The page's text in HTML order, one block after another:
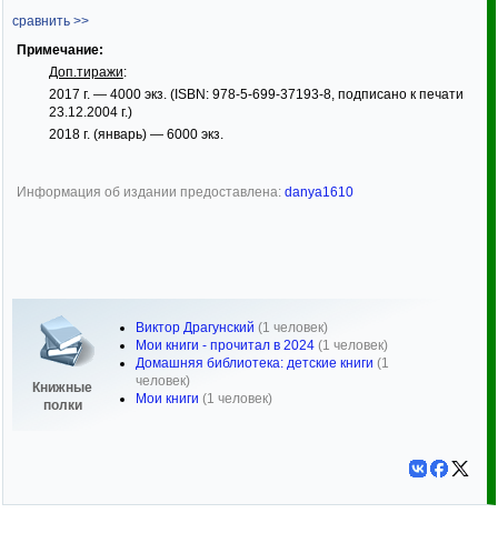
сравнить >>
Примечание:
Доп.тиражи:
2017 г. — 4000 экз. (ISBN: 978-5-699-37193-8, подписано к печати
23.12.2004 г.)
2018 г. (январь) — 6000 экз.
Информация об издании предоставлена: danya1610
Книжные
полки
Виктор Драгунский (1 человек)
Мои книги - прочитал в 2024 (1 человек)
Домашняя библиотека: детские книги (1
человек)
Мои книги (1 человек)